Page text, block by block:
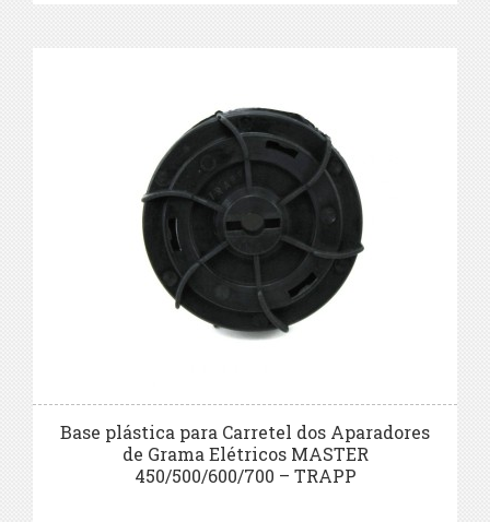
Base plástica para Carretel dos Aparadores
de Grama Elétricos MASTER
450/500/600/700 – TRAPP